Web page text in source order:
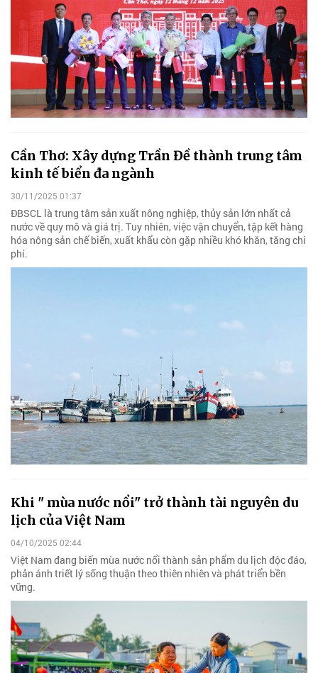
Cần Thơ: Xây dựng Trần Đề thành trung tâm
kinh tế biển đa ngành
30/11/2025 01:37
ĐBSCL là trung tâm sản xuất nông nghiệp, thủy sản lớn nhất cả
nước về quy mô và giá trị. Tuy nhiên, việc vận chuyển, tập kết hàng
hóa nông sản chế biến, xuất khẩu còn gặp nhiều khó khăn, tăng chi
phí.
Khi " mùa nước nổi" trở thành tài nguyên du
lịch của Việt Nam
04/10/2025 02:44
Việt Nam đang biến mùa nước nổi thành sản phẩm du lịch độc đáo,
phản ánh triết lý sống thuận theo thiên nhiên và phát triển bền
vững.